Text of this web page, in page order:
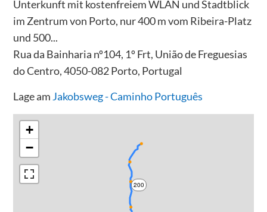
Unterkunft mit kostenfreiem WLAN und Stadtblick
im Zentrum von Porto, nur 400 m vom Ribeira-Platz
und 500...
Rua da Bainharia nº104, 1º Frt, União de Freguesias
do Centro, 4050-082 Porto, Portugal
Lage am Jakobsweg - Caminho Português
200
+
−